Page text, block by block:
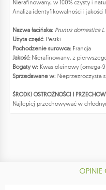
Nierafinowany, w 100% czysty i
Analiza identyfikowalności i
Nazwa łacińska: Prunus domestica L.
Użyta część: Pestki
Pochodzenie surowca: Francja
Jakość: Nierafinowany, z
Bogaty w: Kwas oleinowy (omega-
Sprzedawane w: Nieprzezroczysta
ŚRODKI OSTROŻNOŚCI I
Najlepiej przechowywać w
OPINIE